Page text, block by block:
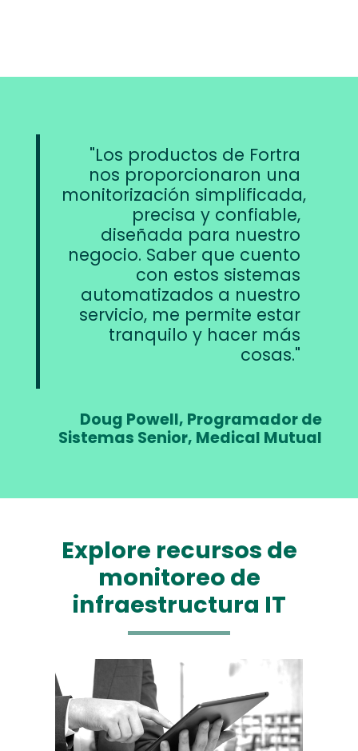
Los productos de Fortra
nos proporcionaron una
monitorización simplificada,
precisa y confiable,
diseñada para nuestro
negocio. Saber que cuento
con estos sistemas
automatizados a nuestro
servicio, me permite estar
tranquilo y hacer más
cosas.
Doug Powell, Programador de
Sistemas Senior, Medical Mutual
Explore recursos de
monitoreo de
infraestructura IT